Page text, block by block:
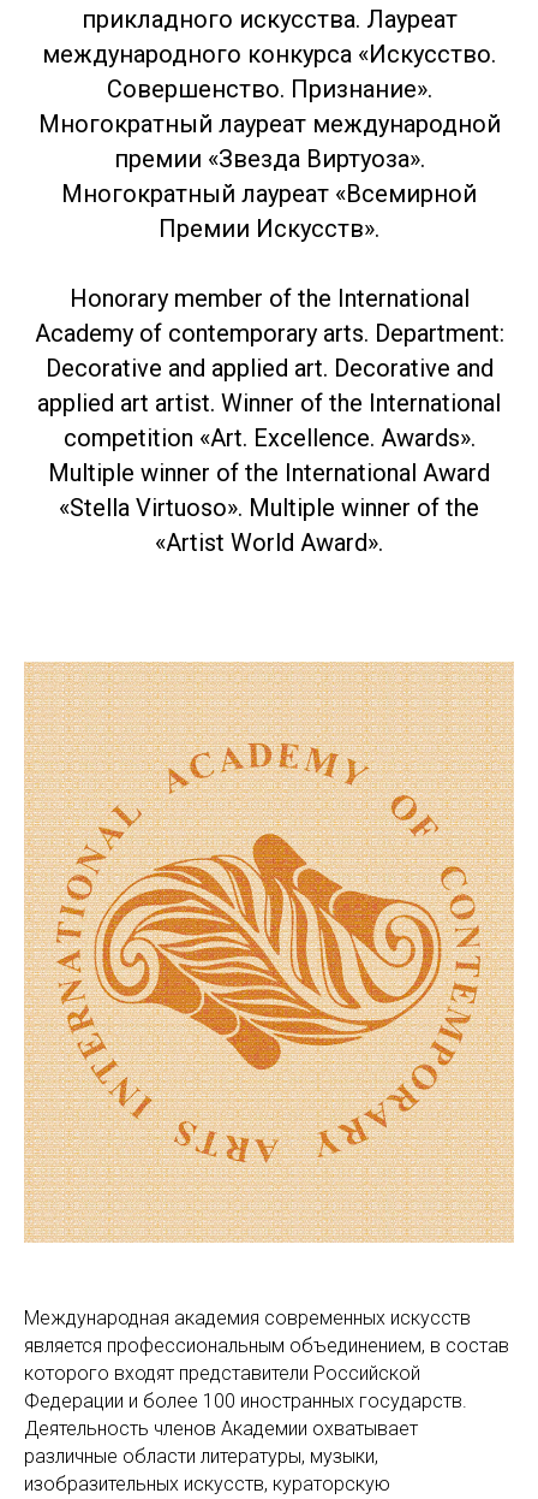
прикладного искусства. Лауреат
международного конкурса «Искусство.
Совершенство. Признание».
Многократный лауреат международной
премии «Звезда Виртуоза».
Многократный лауреат «Всемирной
Премии Искусств».
Honorary member of the International
Academy of contemporary arts. Department:
Decorative and applied art. Decorative and
applied art artist. Winner of the International
competition «Art. Excellence. Awards».
Multiple winner of the International Award
«Stella Virtuoso». Multiple winner of the
«Artist World Award».
Международная академия современных искусств
является профессиональным объединением, в состав
которого входят представители Российской
Федерации и более 100 иностранных государств.
Деятельность членов Академии охватывает
различные области литературы, музыки,
изобразительных искусств, кураторскую